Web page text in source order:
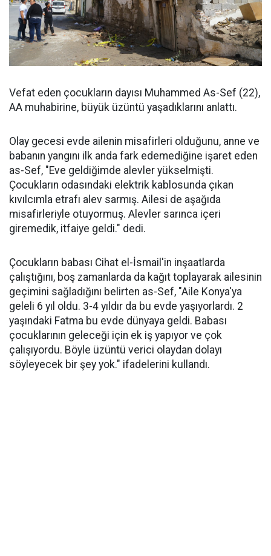
Vefat eden çocukların dayısı Muhammed As-Sef (22),
AA muhabirine, büyük üzüntü yaşadıklarını anlattı.
Olay gecesi evde ailenin misafirleri olduğunu, anne ve
babanın yangını ilk anda fark edemediğine işaret eden
as-Sef, "Eve geldiğimde alevler yükselmişti.
Çocukların odasındaki elektrik kablosunda çıkan
kıvılcımla etrafı alev sarmış. Ailesi de aşağıda
misafirleriyle otuyormuş. Alevler sarınca içeri
giremedik, itfaiye geldi." dedi.
Çocukların babası Cihat el-İsmail'in inşaatlarda
çalıştığını, boş zamanlarda da kağıt toplayarak ailesinin
geçimini sağladığını belirten as-Sef, "Aile Konya'ya
geleli 6 yıl oldu. 3-4 yıldır da bu evde yaşıyorlardı. 2
yaşındaki Fatma bu evde dünyaya geldi. Babası
çocuklarının geleceği için ek iş yapıyor ve çok
çalışıyordu. Böyle üzüntü verici olaydan dolayı
söyleyecek bir şey yok." ifadelerini kullandı.